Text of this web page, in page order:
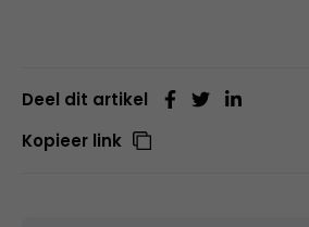
Deel dit artikel
Kopieer link